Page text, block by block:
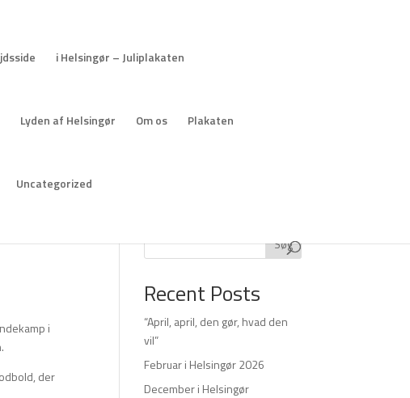
i Helsingør – Juliplakaten
Lyden af Helsingør Om os Plakaten
Uncategorized
i
der
Søg
Recent Posts
“April, april, den gør, hvad den
vil”
Februar i Helsingør 2026
December i Helsingør